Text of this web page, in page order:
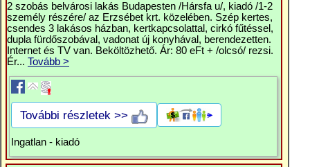
2 szobás belvárosi lakás Budapesten /Hársfa u/, kiadó /1-2
személy részére/ az Erzsébet krt. közelében. Szép kertes,
csendes 3 lakásos házban, kertkapcsolattal, cirkó fűtéssel,
dupla fürdőszobával, vadonat új konyhával, berendezetten.
Internet és TV van. Beköltözhető. Ár: 80 eFt + /olcsó/ rezsi.
Ér... Tovább >
További részletek >>
Ingatlan - kiadó